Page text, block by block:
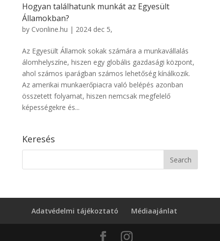
Hogyan találhatunk munkát az Egyesült
Államokban?
by Cvonline.hu | 2024 dec 5,
Az Egyesült Államok sokak számára a munkavállalás
álomhelyszíne, hiszen egy globális gazdasági központ,
ahol számos iparágban számos lehetőség kínálkozik.
Az amerikai munkaerőpiacra való belépés azonban
összetett folyamat, hiszen nemcsak megfelelő
képességekre és...
Keresés
Adatvédelmi tájékoztató Médiaajánlat